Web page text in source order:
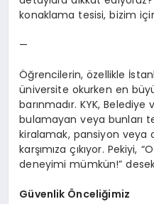
konaklama tesisi, bizim
—
Öğrencilerin, özellikle
üniversite okurken en
barınmadır. KYK, Belediye
bulamayan veya bunları
kiralamak, pansiyon veya
karşımıza çıkıyor. Pekiyi,
deneyimi mümkün!”
Güvenlik Önceliğimiz